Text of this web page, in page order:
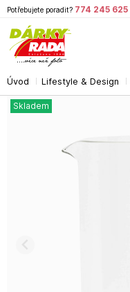
Úvod Lifestyle & Design
Skladem
Potřebujete poradit? 774 245 625